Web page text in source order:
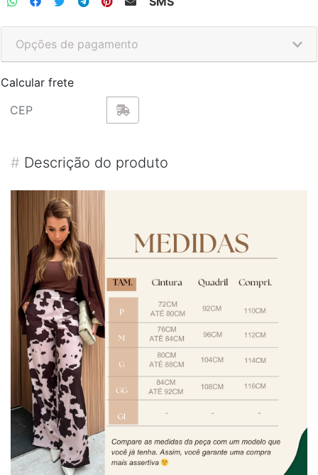
Opções de pagamento
Calcular frete
# Descrição do produto